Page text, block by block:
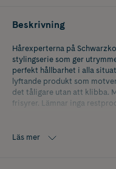
Beskrivning
Hårexperterna på
stylingserie som ger
perfekt hållbarhet i alla
lyftande produkt som
det tåligare utan att klibba.
frisyrer. Lämnar inga
Läs mer